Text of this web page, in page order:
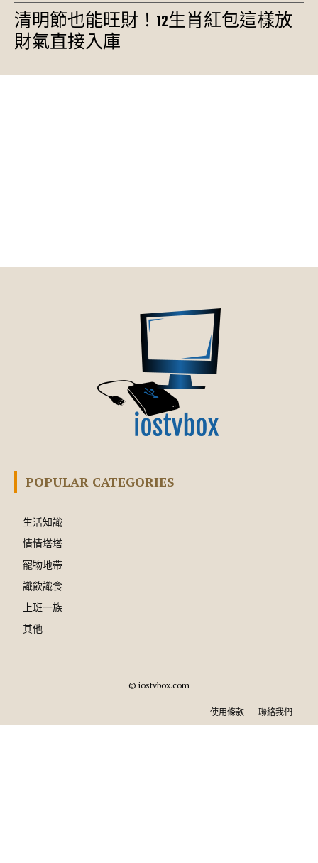
清明節也能旺財！12生肖紅包這樣放
財氣直接入庫
POPULAR CATEGORIES
生活知識
情情塔塔
寵物地帶
識飲識食
上班一族
其他
© iostvbox.com
使用條款 聯絡我們